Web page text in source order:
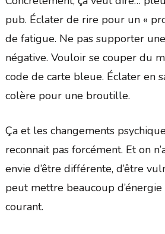
pub. Éclater de rire pour un «
de fatigue. Ne pas supporter
négative. Vouloir se couper du
code de carte bleue. Éclater en
colère pour une broutille.
Ça et les changements
reconnait pas forcément. Et on
envie d’être différente, d’être
peut mettre beaucoup
courant.